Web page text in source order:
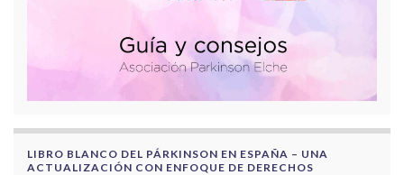
LIBRO BLANCO DEL PÁRKINSON EN ESPAÑA – UNA
ACTUALIZACIÓN CON ENFOQUE DE DERECHOS